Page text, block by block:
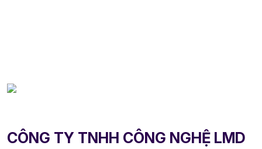
CÔNG TY TNHH CÔNG NGHỆ LMD